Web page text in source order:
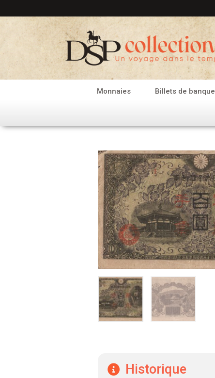
au
contenu
Monnaies Billets de banque
Historique